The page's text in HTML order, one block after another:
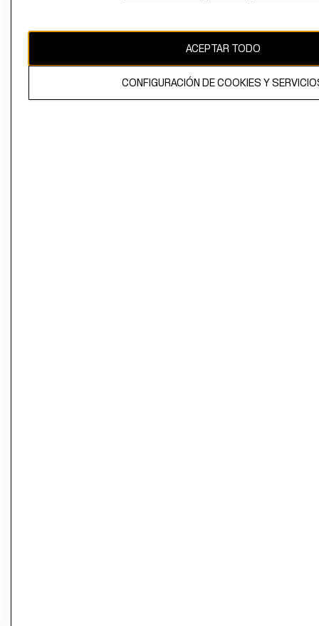
CAMBIAR REGIÓN
El contenido de esta página web está protegido por copyright y es
ACEPTAR TODO
CONFIGURACIÓN DE COOKIES Y